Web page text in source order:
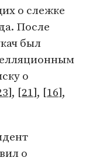
о слежке
После
был
о
], [21], [16],
о